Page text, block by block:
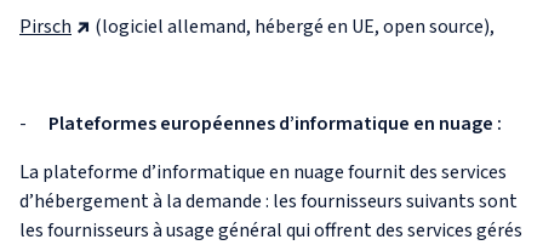
Pirsch
(logiciel allemand, hébergé en UE, open source),
- Plateformes européennes d’informatique en nuage :
La plateforme d’informatique en nuage fournit des services
d’hébergement à la demande : les fournisseurs suivants sont
les fournisseurs à usage général qui offrent des services gérés